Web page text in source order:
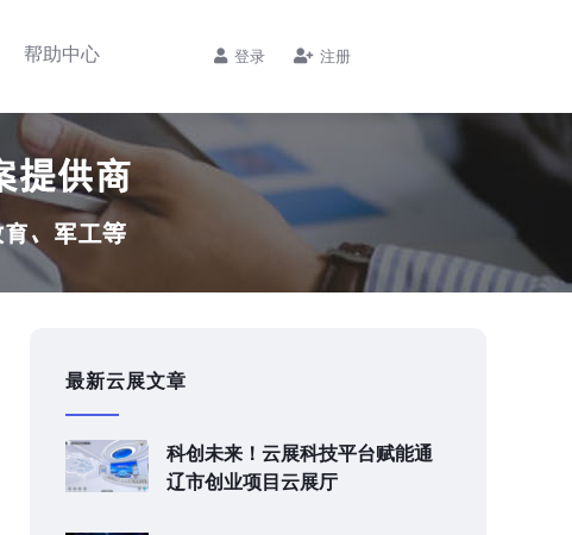
帮助中心 登录 注册
最新云展文章
科创未来！云展科技平台赋能通
辽市创业项目云展厅